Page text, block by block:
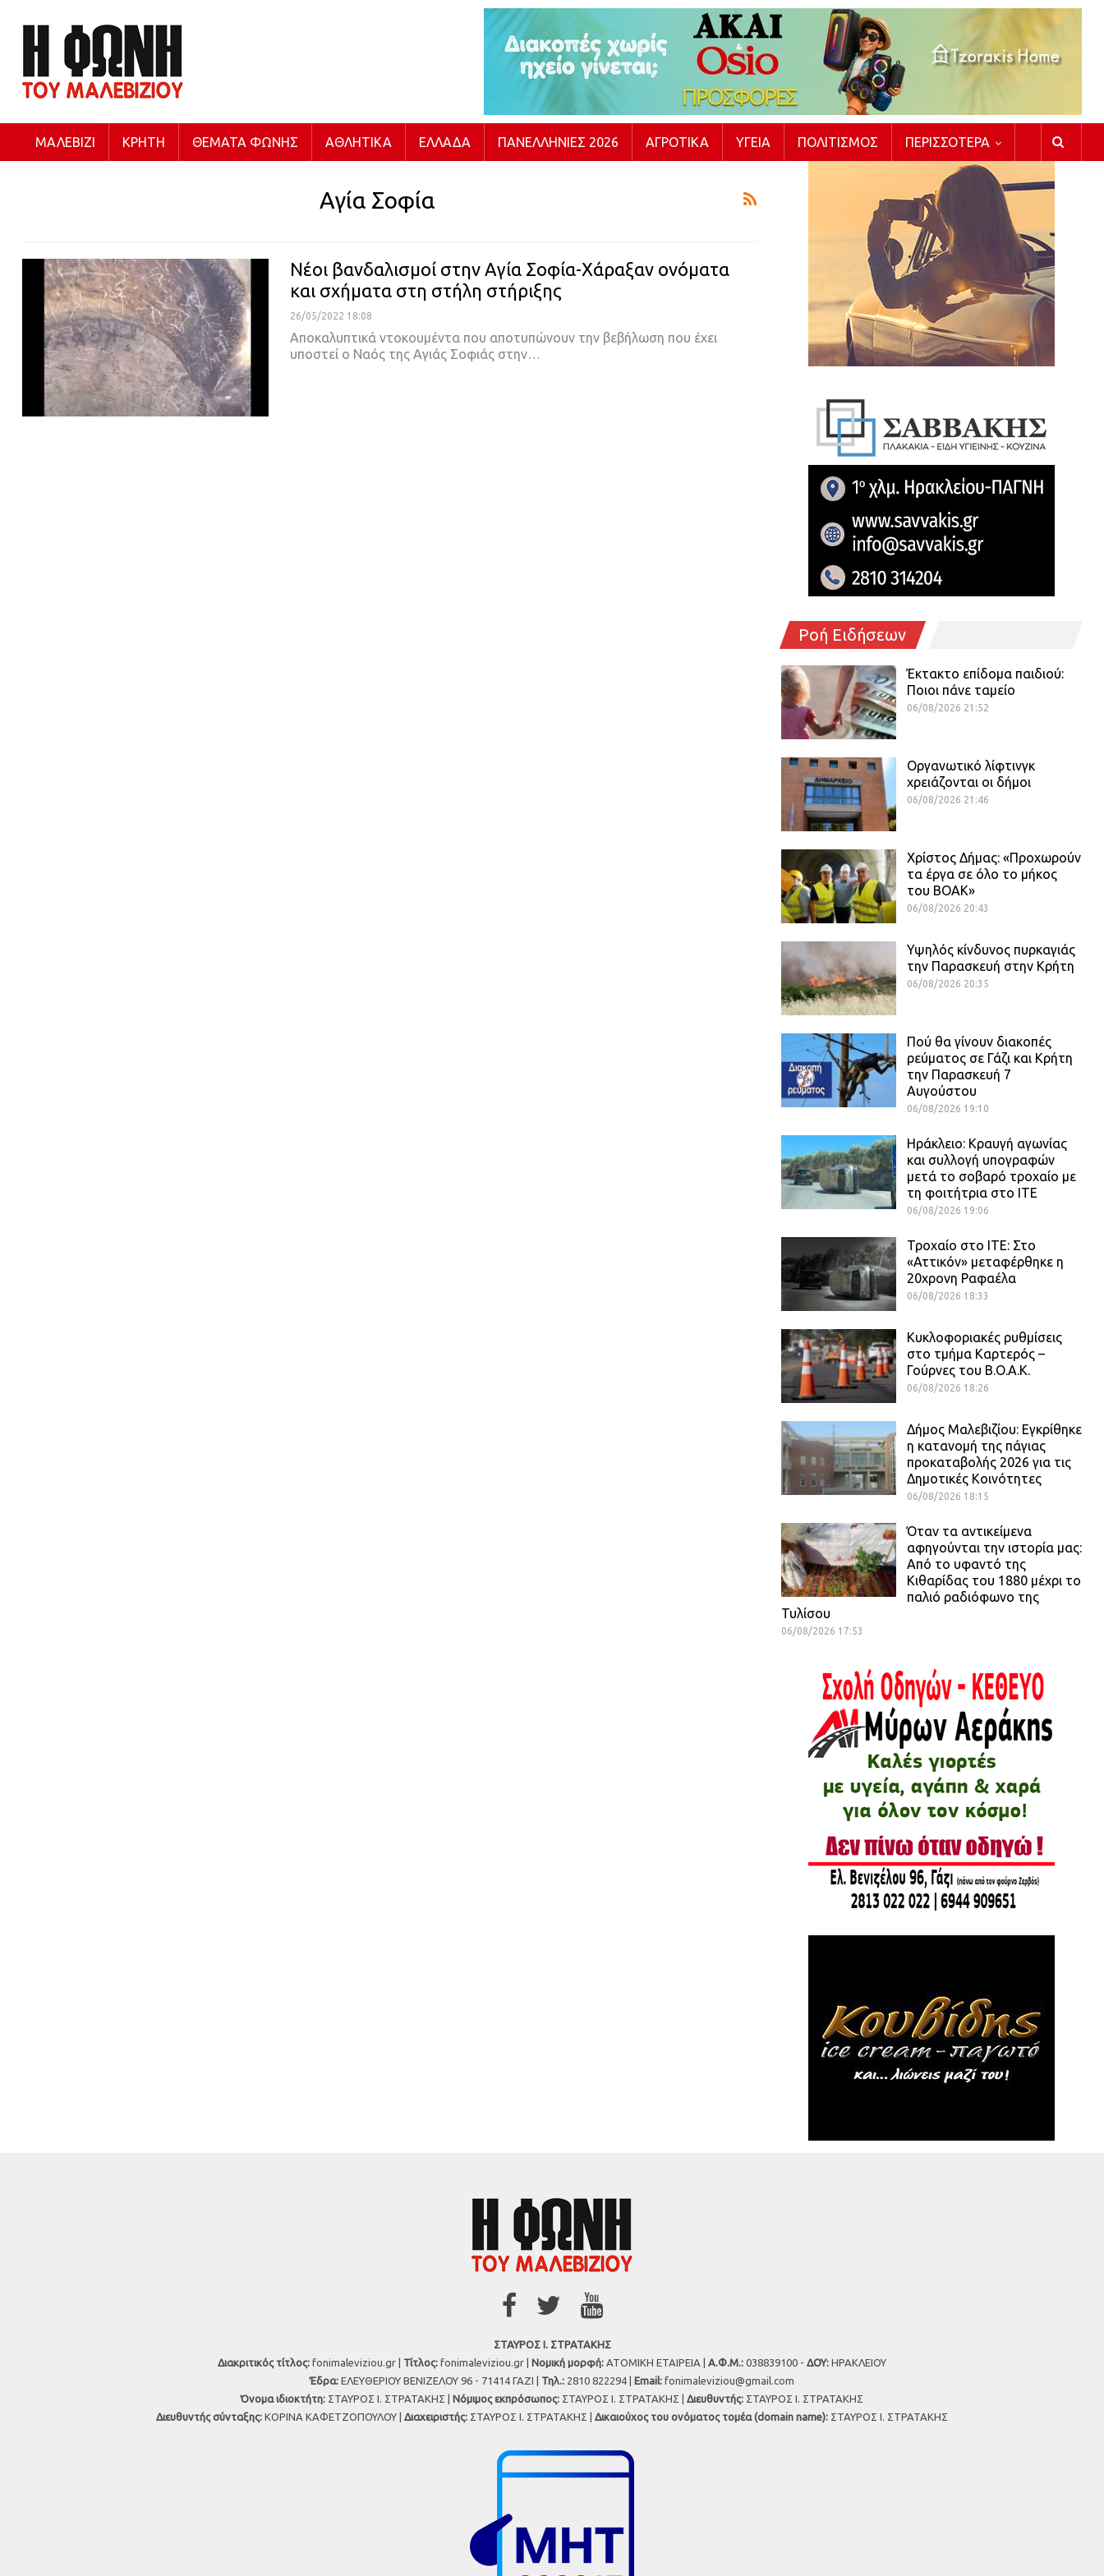
ΜΑΛΕΒΊΖΙ ΚΡΉΤΗ ΘΈΜΑΤΑ ΦΩΝΉΣ ΑΘΛΗΤΙΚΆ ΕΛΛΆΔΑ ΠΑΝΕΛΛΉΝΙΕΣ 2026 ΑΓΡΟΤΙΚΆ ΥΓΕΊΑ ΠΟΛΙΤΙΣΜΌΣ ΠΕΡΙΣΣΌΤΕΡΑ
Αγία Σοφία
Νέοι βανδαλισμοί στην Αγία Σοφία-Χάραξαν ονόματα
και σχήματα στη στήλη στήριξης
26/05/2022 18:08
Αποκαλυπτικά ντοκουμέντα που αποτυπώνουν την βεβήλωση που έχει
υποστεί ο Ναός της Αγιάς Σοφιάς στην…
Ροή Ειδήσεων
Έκτακτο επίδομα παιδιού:
Ποιοι πάνε ταμείο
06/08/2026 21:52
Οργανωτικό λίφτινγκ
χρειάζονται οι δήμοι
06/08/2026 21:46
Χρίστος Δήμας: «Προχωρούν
τα έργα σε όλο το μήκος
του ΒΟΑΚ»
06/08/2026 20:43
Υψηλός κίνδυνος πυρκαγιάς
την Παρασκευή στην Κρήτη
06/08/2026 20:35
Πού θα γίνουν διακοπές
ρεύματος σε Γάζι και Κρήτη
την Παρασκευή 7
Αυγούστου
06/08/2026 19:10
Ηράκλειο: Κραυγή αγωνίας
και συλλογή υπογραφών
μετά το σοβαρό τροχαίο με
τη φοιτήτρια στο ΙΤΕ
06/08/2026 19:06
Τροχαίο στο ΙΤΕ: Στο
«Αττικόν» μεταφέρθηκε η
20χρονη Ραφαέλα
06/08/2026 18:33
Κυκλοφοριακές ρυθμίσεις
στο τμήμα Καρτερός –
Γούρνες του Β.Ο.Α.Κ.
06/08/2026 18:26
Δήμος Μαλεβιζίου: Εγκρίθηκε
η κατανομή της πάγιας
προκαταβολής 2026 για τις
Δημοτικές Κοινότητες
06/08/2026 18:15
Όταν τα αντικείμενα
αφηγούνται την ιστορία μας:
Από το υφαντό της
Κιθαρίδας του 1880 μέχρι το
παλιό ραδιόφωνο της
Τυλίσου
06/08/2026 17:53
ΣΤΑΥΡΟΣ Ι. ΣΤΡΑΤΑΚΗΣ
Διακριτικός τίτλος: fonimaleviziou.gr | Τίτλος: fonimaleviziou.gr | Νομική μορφή: ΑΤΟΜΙΚΗ ΕΤΑΙΡΕΙΑ | Α.Φ.Μ.: 038839100 - ΔΟΥ: ΗΡΑΚΛΕΙΟΥ
Έδρα: ΕΛΕΥΘΕΡΙΟΥ ΒΕΝΙΖΕΛΟΥ 96 - 71414 ΓΑΖΙ | Τηλ.: 2810 822294 | Εmail: fonimaleviziou@gmail.com
Όνομα ιδιοκτήτη: ΣΤΑΥΡΟΣ Ι. ΣΤΡΑΤΑΚΗΣ | Νόμιμος εκπρόσωπος: ΣΤΑΥΡΟΣ Ι. ΣΤΡΑΤΑΚΗΣ | Διευθυντής: ΣΤΑΥΡΟΣ Ι. ΣΤΡΑΤΑΚΗΣ
Διευθυντής σύνταξης: ΚΟΡΙΝΑ ΚΑΦΕΤΖΟΠΟΥΛΟΥ | Διαχειριστής: ΣΤΑΥΡΟΣ Ι. ΣΤΡΑΤΑΚΗΣ | Δικαιούχος του ονόματος τομέα (domain name): ΣΤΑΥΡΟΣ Ι. ΣΤΡΑΤΑΚΗΣ